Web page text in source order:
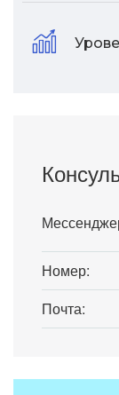
Номер:
Почта: